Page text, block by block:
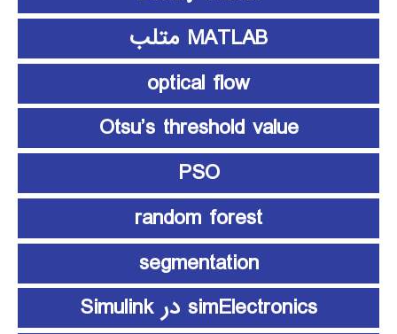
MATLAB متلب
optical flow
Otsu’s threshold value
PSO
random forest
segmentation
simElectronics در Simulink